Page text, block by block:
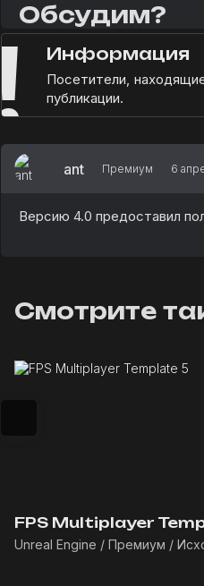
Обсудим?
! Информация
Посетители,
публикации.
ant Премиум 6
Версию 4.0 предоставил
Смотрите